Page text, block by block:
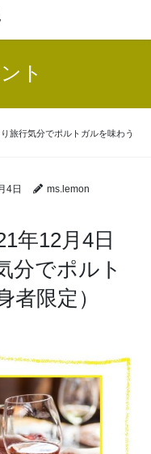
ト
旅行気分でポルトガルを味わう
4日 ms.lemon
年12月4日
でポルト
者限定）